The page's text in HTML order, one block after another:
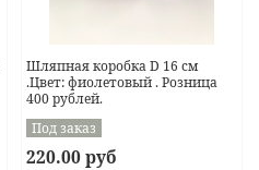
Шляпная коробка D 16 см
.Цвет: фиолетовый . Розница
400 рублей.
Под заказ
220.00 руб